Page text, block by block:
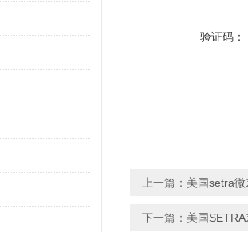
验证码：
上一篇： 美国setra
下一篇： 美国